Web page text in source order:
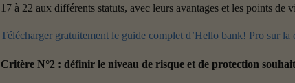
17 à 22 aux différents statuts, avec leurs avantages et les points de
Télécharger gratuitement le guide complet d’Hello bank! Pro sur la
Critère N°2 : définir le niveau de risque et de protection